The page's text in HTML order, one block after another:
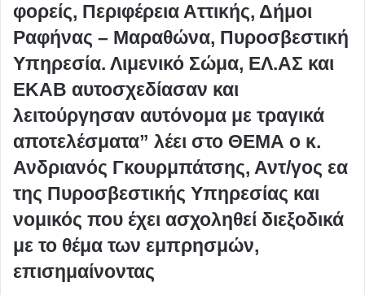
φορείς, Περιφέρεια Αττικής, Δήμοι
Ραφήνας – Μαραθώνα, Πυροσβεστική
Υπηρεσία. Λιμενικό Σώμα, ΕΛ.ΑΣ και
ΕΚΑΒ αυτοσχεδίασαν και
λειτούργησαν αυτόνομα με τραγικά
αποτελέσματα” λέει στο ΘΕΜΑ ο κ.
Ανδριανός Γκουρμπάτσης, Αντ/γος εα
της Πυροσβεστικής Υπηρεσίας και
νομικός που έχει ασχοληθεί διεξοδικά
με το θέμα των εμπρησμών,
επισημαίνοντας